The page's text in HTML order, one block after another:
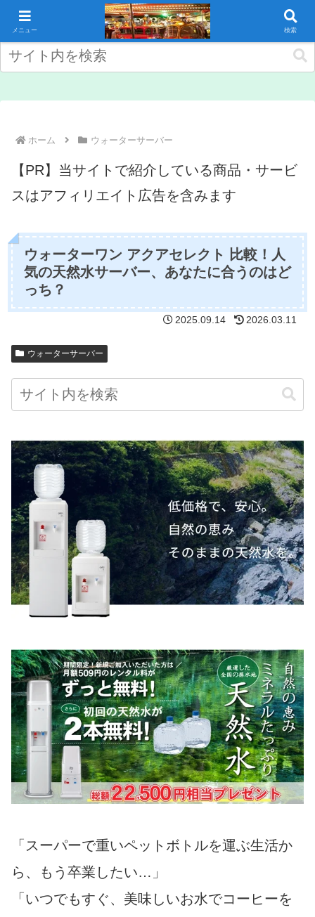
コンテンツへスキップ
ホーム ウォーターサーバー
【PR】当サイトで紹介している商品・サービ
スはアフィリエイト広告を含みます
ウォーターワン アクアセレクト 比較！人
気の天然水サーバー、あなたに合うのはど
っち？
2025.09.14 2026.03.11
ウォーターサーバー
「スーパーで重いペットボトルを運ぶ生活か
ら、もう卒業したい…」
「いつでもすぐ、美味しいお水でコーヒーを
メニュー 検索